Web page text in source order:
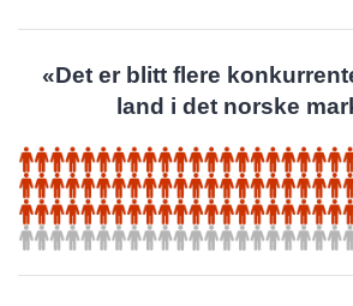
«Det er blitt flere
land i det norske